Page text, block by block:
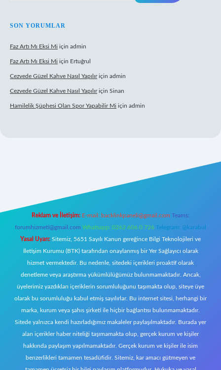
SON YORUMLAR
Faz Artı Mı Eksi Mi için admin
Faz Artı Mı Eksi Mi için Ertuğrul
Cezvede Güzel Kahve Nasıl Yapılıriçin admin
Cezvede Güzel Kahve Nasıl Yapılıriçin Sinan
Hamilelik Şüphesi Olan Spor Yapabilir Mi için admin
betexper.xyz
Reklam ve İletişim: E-mail: backlinkpaneli@gmail.com Teams:
forumhizmeti@gmail.com Whatsapp: 0262 606 0 726 Telegram: @karabul
Yasal Uyarı: Sitemiz, 5651 Sayılı Kanun gereğince Bilgi Teknolojileri ve
İletişim Kurumu (BTK) tarafından onaylanmış bir Yer Sağlayıcı olarak
hizmet vermektedir. Bu nedenle, sitedeki içerikleri proaktif olarak
denetleme veya araştırma yükümlülüğümüz bulunmamaktadır. Ancak,
üyelerimiz yazdıkları içeriklerin sorumluluğunu taşımakta olup, siteye üye
olarak bu sorumluluğu kabul etmiş sayılırlar. Bu internet sitesi, herhangi bir
marka, kurum veya şahıs şirketi ile hiçbir bağlantısı bulunmamaktadır.
Sitede yalnızca kendi hazırladığımız makaleler paylaşılmaktadır. Burada yer
alan içerikler haber niteliği taşımamakta olup, gerçek kurum ve kişiler
hakkında paylaşım yapılmamaktadır. Gerçek kurum ve kişiler ile isim
benzerlikleri tamamen tesadüfidir. Sitemiz, kar amacı gütmeyen ve